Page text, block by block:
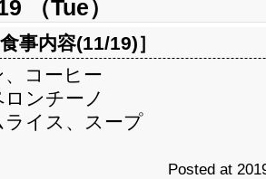
（Tue）
食事内容(11/19)］
コーヒー
ンチーノ
ライス、スープ
Posted at